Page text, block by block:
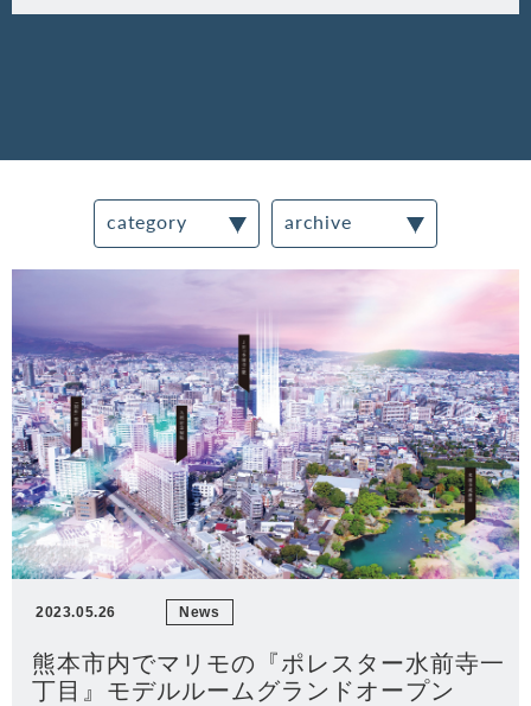
category archive
2023.05.26 News
熊本市内でマリモの『ポレスター水前寺一
丁目』モデルルームグランドオープン